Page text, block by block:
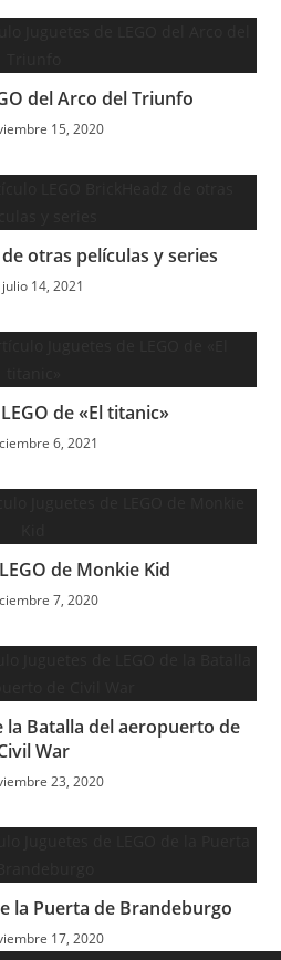
del Arco del Triunfo
15, 2020
otras películas y series
julio 14, 2021
de «El titanic»
6, 2021
de Monkie Kid
7, 2020
la Batalla del aeropuerto de
War
23, 2020
la Puerta de Brandeburgo
17, 2020